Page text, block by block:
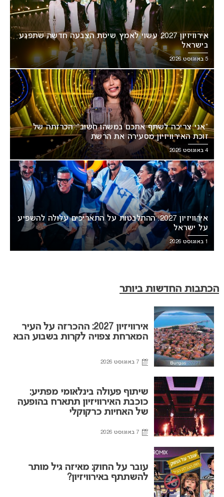
אירוויזיון 2027 עשוי לאמץ שיטת הצבעה חדשה שתפגע
בישראל
5 באוגוסט 2026
“אני צריכה לשתף אתכם במשהו חשוב”: הכרזתה של
זוכת האירוויזיון מסעירה את הרשת
4 באוגוסט 2026
אירוויזיון 2027: ההתלבטות על התאריכים עלולה להשפיע
על ישראל
1 באוגוסט 2026
הכתבות החדשות ביותר
אירוויזיון 2027: ההכרזה על העיר
המארחת צפויה לקרות בשבוע הבא
7 באוגוסט 2026
שיתוף פעולה בינלאומי מפתיע:
כוכבת האירוויזיון תתארח בהופעה
של האחיות כרקוקלי
7 באוגוסט 2026
עובר על החוק: מאיזה גיל מותר
להשתתף באירוויזיון?